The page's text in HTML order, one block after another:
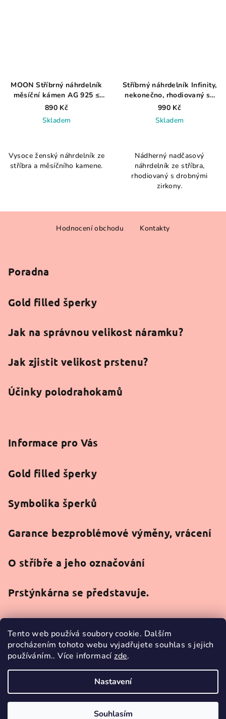
Tento web používá soubory cookie. Dalším
procházením tohoto webu vyjadřujete souhlas s jejich
používáním.. Více informacízde.
Nastavení
Souhlasím
MOON Stříbrný náhrdelník
měsíční kámen AG 925 ≤
2,2 g
890 Kč
Skladem
produktu
je
Vysoce ženský náhrdelník ze
stříbra a měsíčního kamene.
Stříbrný náhrdelník Infinity,
nekonečno, rhodiovaný se
zirkony AG 925 ≤ 3,1 g
990 Kč
Skladem
produktu
je
4,0
z
Nádherný nadčasový
náhrdelník ze stříbra,
rhodiovaný s drobnými
zirkony.
Hodnocení obchodu Kontakty
Poradna
Gold filled šperky
Jak na správnou velikost náramku?
Jak zjistit velikost prstenu?
Účinky polodrahokamů
Informace pro Vás
Gold filled šperky
Symbolika šperků
Garance bezproblémové výměny, vrácení
O stříbře a jeho označování
Prstýnkárna se představuje.
Facebook